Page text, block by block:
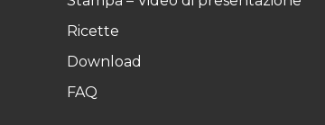
Ricette
Download
FAQ